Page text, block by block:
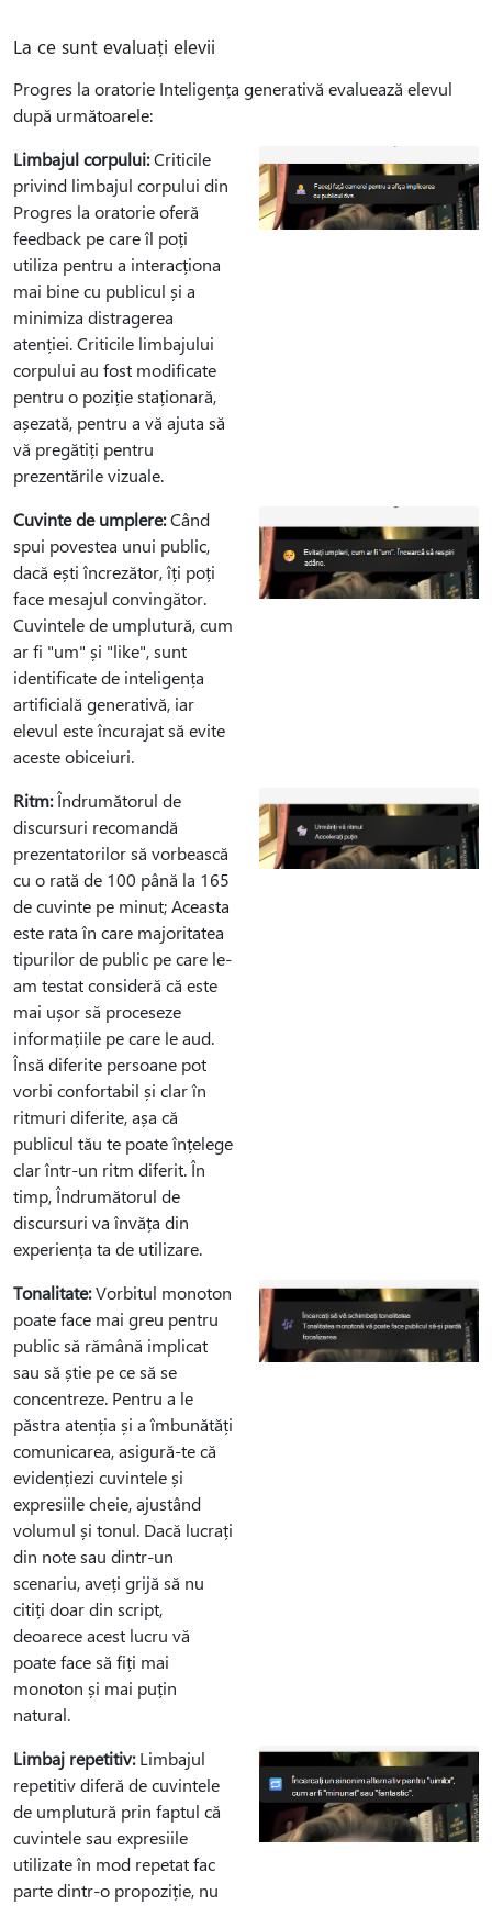
La ce sunt evaluați elevii
Progres la oratorie Inteligența generativă evaluează elevul
după următoarele:
Limbajul corpului:Criticile
privind limbajul corpului din
Progres la oratorie oferă
feedback pe care îl poți
utiliza pentru a interacționa
mai bine cu publicul și a
minimiza distragerea
atenției. Criticile limbajului
corpului au fost modificate
pentru o poziție staționară,
așezată, pentru a vă ajuta să
vă pregătiți pentru
prezentările vizuale.
Cuvinte de umplere:Când
spui povestea unui public,
dacă ești încrezător, îți poți
face mesajul convingător.
Cuvintele de umplutură, cum
ar fi "um" și "like", sunt
identificate de inteligența
artificială generativă, iar
elevul este încurajat să evite
aceste obiceiuri.
Ritm:Îndrumătorul de
discursuri recomandă
prezentatorilor să vorbească
cu o rată de 100 până la 165
de cuvinte pe minut; Aceasta
este rata în care majoritatea
tipurilor de public pe care le-
am testat consideră că este
mai ușor să proceseze
informațiile pe care le aud.
Însă diferite persoane pot
vorbi confortabil și clar în
ritmuri diferite, așa că
publicul tău te poate înțelege
clar într-un ritm diferit. În
timp, Îndrumătorul de
discursuri va învăța din
experiența ta de utilizare.
Tonalitate:Vorbitul monoton
poate face mai greu pentru
public să rămână implicat
sau să știe pe ce să se
concentreze. Pentru a le
păstra atenția și a îmbunătăți
comunicarea, asigură-te că
evidențiezi cuvintele și
expresiile cheie, ajustând
volumul și tonul. Dacă lucrați
din note sau dintr-un
scenariu, aveți grijă să nu
citiți doar din script,
deoarece acest lucru vă
poate face să fiți mai
monoton și mai puțin
natural.
Limbaj repetitiv:Limbajul
repetitiv diferă de cuvintele
de umplutură prin faptul că
cuvintele sau expresiile
utilizate în mod repetat fac
parte dintr-o propoziție, nu